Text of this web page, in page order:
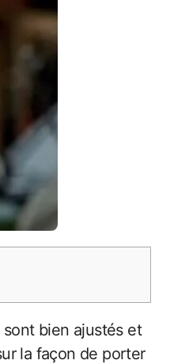
la façon de porter